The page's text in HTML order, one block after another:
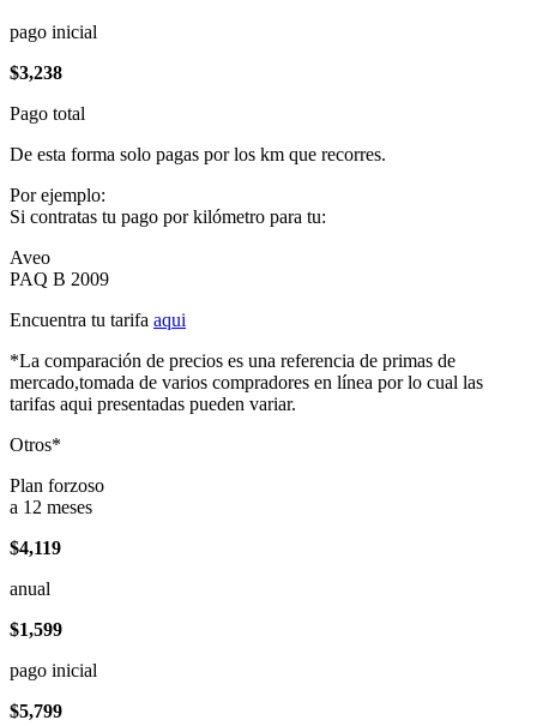
pago inicial
$3,238
Pago total
De esta forma solo pagas por los km que recorres.
Por ejemplo:
Si contratas tu pago por kilómetro para tu:
Aveo
PAQ B 2009
Encuentra tu tarifa aqui
*La comparación de precios es una referencia de primas de
mercado,tomada de varios compradores en línea por lo cual las
tarifas aqui presentadas pueden variar.
Otros*
Plan forzoso
a 12 meses
$4,119
anual
$1,599
pago inicial
$5,799